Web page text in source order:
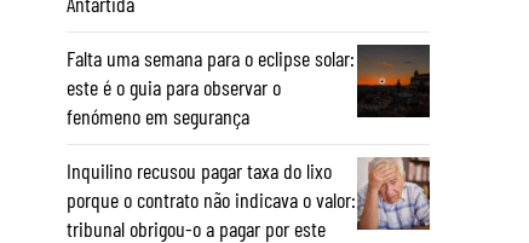
Falta uma semana para o eclipse solar:
este é o guia para observar o
fenómeno em segurança
Inquilino recusou pagar taxa do lixo
porque o contrato não indicava o valor:
tribunal obrigou-o a pagar por este